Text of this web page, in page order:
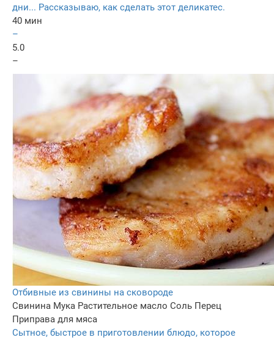
дни... Рассказываю, как сделать этот деликатес.
40 мин
–
5.0
–
Отбивные из свинины на сковороде
Свинина Мука Растительное масло Соль Перец
Приправа для мяса
Сытное, быстрое в приготовлении блюдо, которое